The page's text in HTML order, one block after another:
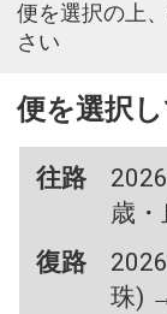
便を選択の上
さい
便を選択
往路
歳
復路
珠)